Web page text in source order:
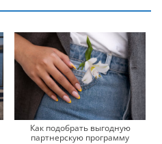
Как подобрать выгодную
партнерскую программу